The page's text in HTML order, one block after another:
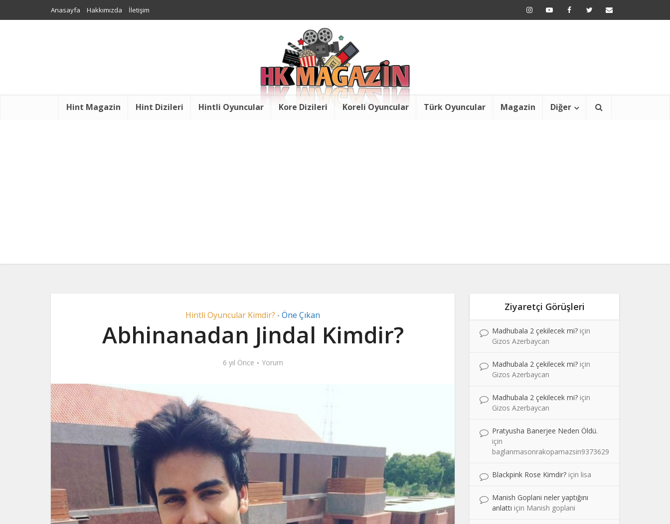
Anasayfa Hakkımızda İletişim
Hint Magazin Hint Dizileri Hintli Oyuncular Kore Dizileri Koreli Oyuncular Türk Oyuncular Magazin Diğer
Hintli Oyuncular Kimdir? • Öne Çıkan
Abhinanadan Jindal Kimdir?
6 yıl Önce Yorum
Ziyaretçi Görüşleri
Madhubala 2 çekilecek mi? için
Gizos Azerbaycan
Madhubala 2 çekilecek mi? için
Gizos Azerbaycan
Madhubala 2 çekilecek mi? için
Gizos Azerbaycan
Pratyusha Banerjee Neden Öldü.
için
baglanmasonrakopamazsin9373629
Blackpink Rose Kimdir? için lisa
Manish Goplani neler yaptığını
anlattı için Manish goplani